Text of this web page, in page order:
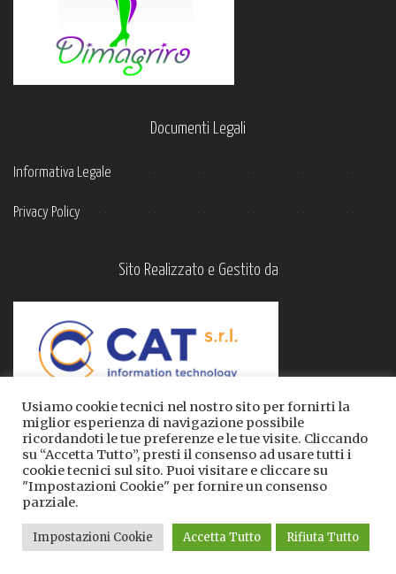
Documenti Legali
Informativa Legale
Privacy Policy
Sito Realizzato e Gestito da
Tutte le informazioni qui contenute sono riservate ©
Copyright 2021 by Dott.ssa Alessia Calandra
Usiamo cookie tecnici nel nostro sito per fornirti la
miglior esperienza di navigazione possibile
ricordandoti le tue preferenze e le tue visite. Cliccando
su “Accetta Tutto”, presti il consenso ad usare tutti i
cookie tecnici sul sito. Puoi visitare e cliccare su
"Impostazioni Cookie" per fornire un consenso
parziale.
Impostazioni Cookie Accetta Tutto Rifiuta Tutto